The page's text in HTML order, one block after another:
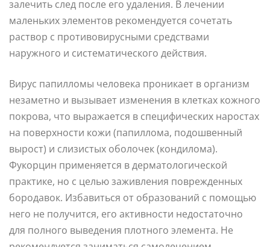
залечить след после его удаления. В лечении
маленьких элементов рекомендуется сочетать
раствор с противовирусными средствами
наружного и систематического действия.
Вирус папилломы человека проникает в организм
незаметно и вызывает изменения в клетках кожного
покрова, что выражается в специфических наростах
на поверхности кожи (папиллома, подошвенный
вырост) и слизистых оболочек (кондилома).
Фукорцин применяется в дерматологической
практике, но с целью заживления поврежденных
бородавок. Избавиться от образований с помощью
него не получится, его активности недостаточно
для полного выведения плотного элемента. Не